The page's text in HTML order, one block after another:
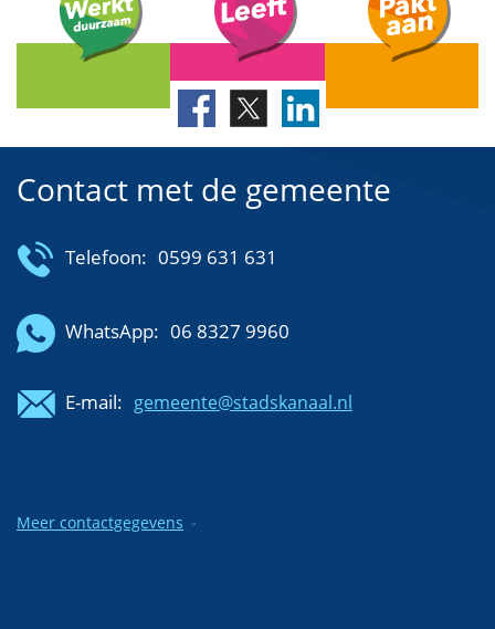
Contact met de gemeente
Telefoon: 0599 631 631
WhatsApp: 06 8327 9960
E-mail: gemeente@stadskanaal.nl
Meer contactgegevens